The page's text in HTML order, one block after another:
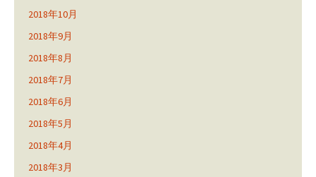
2018年10月
2018年9月
2018年8月
2018年7月
2018年6月
2018年5月
2018年4月
2018年3月